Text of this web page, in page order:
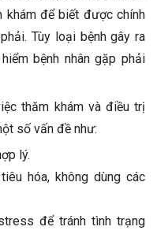
khám để biết được chính
Tùy loại bệnh gây ra
bệnh nhân gặp phải
thăm khám và điều trị
số vấn đề như:
lý.
hóa, không dùng các
để tránh tình trạng